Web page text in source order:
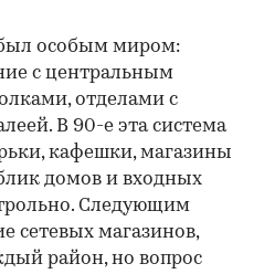
особым миром:
с центральным
отделами с
В 90-е эта система
кафешки, магазины
домов и входных
Следующим
сетевых магазинов,
район, но вопрос